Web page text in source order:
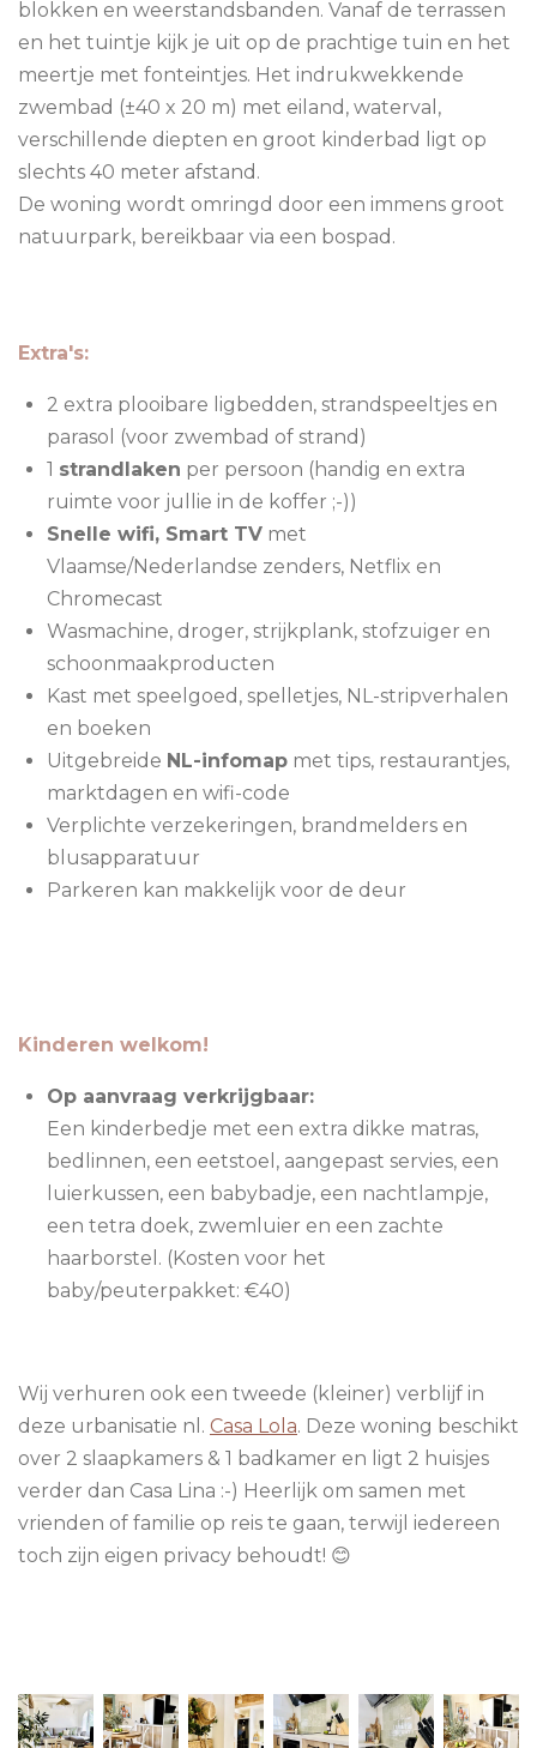
blokken en weerstandsbanden. Vanaf de terrassen
en het tuintje kijk je uit op de prachtige tuin en het
meertje met fonteintjes. Het indrukwekkende
zwembad (±40 x 20 m) met eiland, waterval,
verschillende diepten en groot kinderbad ligt op
slechts 40 meter afstand.
De woning wordt omringd door een immens groot
natuurpark, bereikbaar via een bospad.
Extra's:
2 extra plooibare ligbedden, strandspeeltjes en
parasol (voor zwembad of strand)
1 strandlaken per persoon (handig en extra
ruimte voor jullie in de koffer ;-))
Snelle wifi, Smart TV met
Vlaamse/Nederlandse zenders, Netflix en
Chromecast
Wasmachine, droger, strijkplank, stofzuiger en
schoonmaakproducten
Kast met speelgoed, spelletjes, NL-stripverhalen
en boeken
Uitgebreide NL-infomap met tips, restaurantjes,
marktdagen en wifi-code
Verplichte verzekeringen, brandmelders en
blusapparatuur
Parkeren kan makkelijk voor de deur
Kinderen welkom!
Op aanvraag verkrijgbaar:
Een kinderbedje met een extra dikke matras,
bedlinnen, een eetstoel, aangepast servies, een
luierkussen, een babybadje, een nachtlampje,
een tetra doek, zwemluier en een zachte
haarborstel. (Kosten voor het
baby/peuterpakket: €40)
Wij verhuren ook een tweede (kleiner) verblijf in
deze urbanisatie nl. Casa Lola. Deze woning beschikt
over 2 slaapkamers & 1 badkamer en ligt 2 huisjes
verder dan Casa Lina :-) Heerlijk om samen met
vrienden of familie op reis te gaan, terwijl iedereen
toch zijn eigen privacy behoudt! 😊